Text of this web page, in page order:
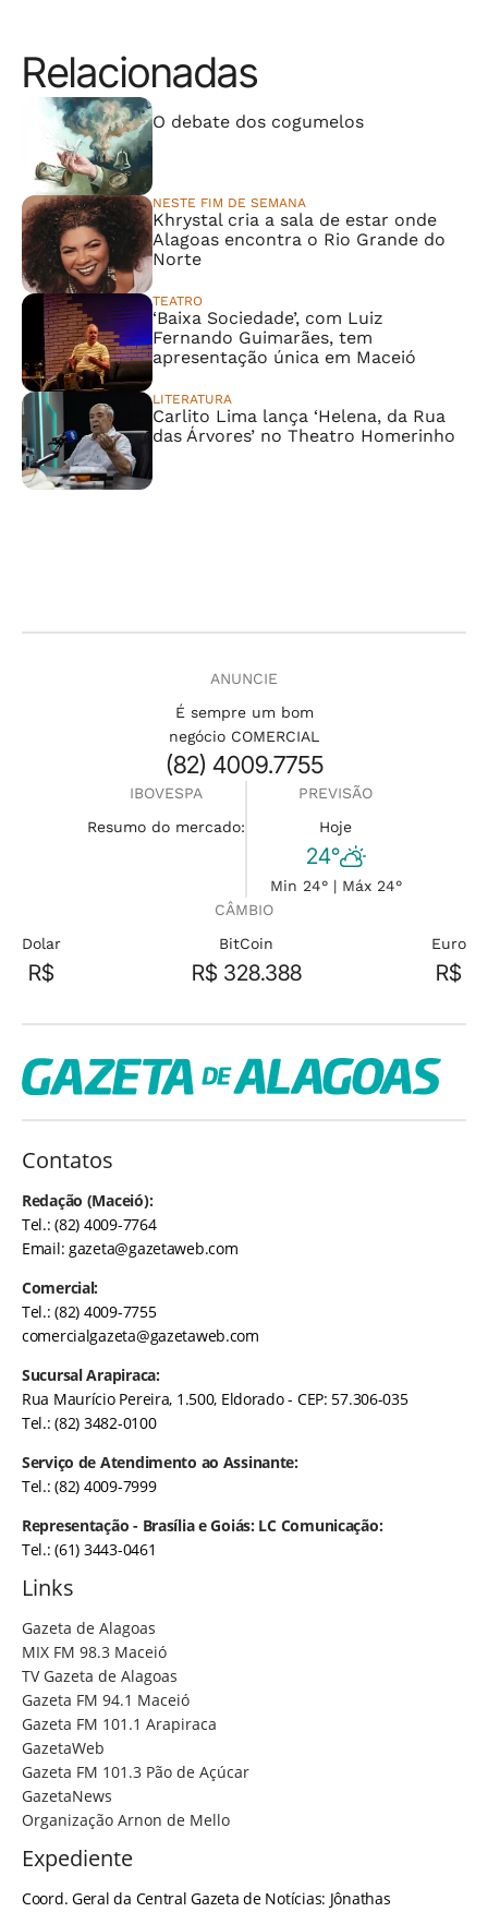
Relacionadas
O debate dos cogumelos
NESTE FIM DE SEMANA
Khrystal cria a sala de estar onde
Alagoas encontra o Rio Grande do
Norte
TEATRO
‘Baixa Sociedade’, com Luiz
Fernando Guimarães, tem
apresentação única em Maceió
LITERATURA
Carlito Lima lança ‘Helena, da Rua
das Árvores’ no Theatro Homerinho
ANUNCIE
É sempre um bom
negócio COMERCIAL
(82) 4009.7755
IBOVESPA
Resumo do mercado:
PREVISÃO
Hoje
24°
Min 24° | Máx 24°
CÂMBIO
Dolar
R$
BitCoin
R$ 328.388
Euro
R$
Contatos
Redação (Maceió):
Tel.: (82) 4009-7764
Email:gazeta@gazetaweb.com
Comercial:
Tel.: (82) 4009-7755
comercialgazeta@gazetaweb.com
Sucursal Arapiraca:
Rua Maurício Pereira, 1.500, Eldorado - CEP: 57.306-035
Tel.: (82) 3482-0100
Serviço de Atendimento ao Assinante:
Tel.: (82) 4009-7999
Representação - Brasília e Goiás: LC Comunicação:
Tel.: (61) 3443-0461
Links
Gazeta de Alagoas
MIX FM 98.3 Maceió
TV Gazeta de Alagoas
Gazeta FM 94.1 Maceió
Gazeta FM 101.1 Arapiraca
GazetaWeb
Gazeta FM 101.3 Pão de Açúcar
GazetaNews
Organização Arnon de Mello
Expediente
Coord. Geral da Central Gazeta de Notícias: Jônathas